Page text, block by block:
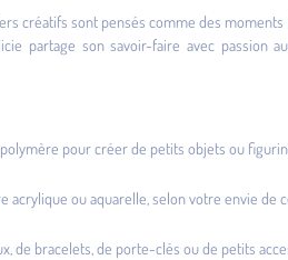
créatifs sont pensés comme des
partage son savoir-faire avec passion
polymère pour créer de petits objets ou
acrylique ou aquarelle, selon votre envie de
de bracelets, de porte-clés ou de petits